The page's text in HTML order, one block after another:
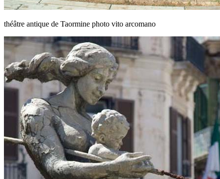
théâtre antique de Taormine photo vito arcomano